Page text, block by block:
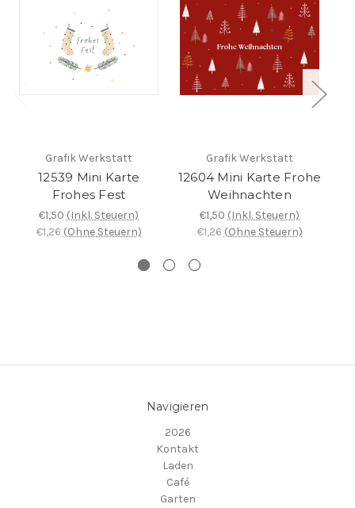
Grafik Werkstatt
12539 Mini Karte
Frohes Fest
€1,50 (Inkl. Steuern)
€1,26 (Ohne Steuern)
Grafik Werkstatt
12604 Mini Karte Frohe
Weihnachten
€1,50 (Inkl. Steuern)
€1,26 (Ohne Steuern)
Navigieren
2026
Kontakt
Laden
Café
Garten